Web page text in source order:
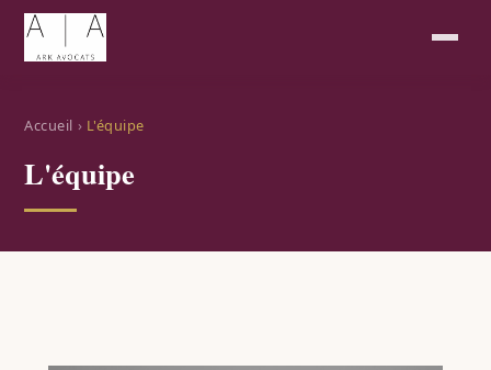
Accueil › L'équipe
L'équipe